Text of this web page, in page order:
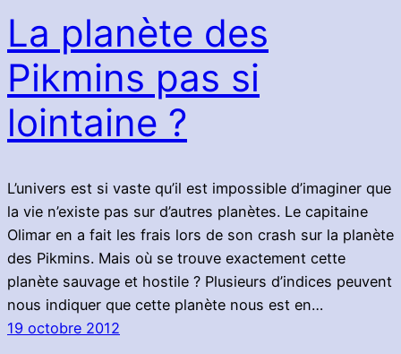
La planète des
Pikmins pas si
lointaine ?
L’univers est si vaste qu’il est impossible d’imaginer que
la vie n’existe pas sur d’autres planètes. Le capitaine
Olimar en a fait les frais lors de son crash sur la planète
des Pikmins. Mais où se trouve exactement cette
planète sauvage et hostile ? Plusieurs d’indices peuvent
nous indiquer que cette planète nous est en…
19 octobre 2012